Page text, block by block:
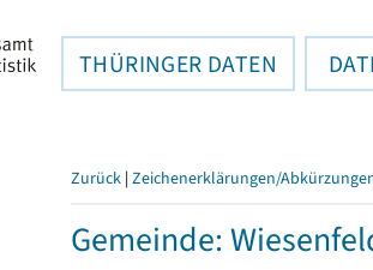
THÜRINGER DATEN
Zurück | Zeichenerklärungen/
Gemeinde: